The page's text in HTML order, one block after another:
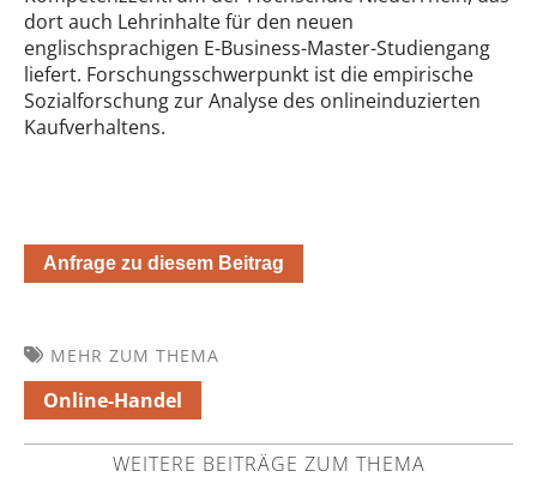
dort auch Lehrinhalte für den neuen
englischsprachigen E-Business-Master-Studiengang
liefert. Forschungsschwerpunkt ist die empirische
Sozialforschung zur Analyse des onlineinduzierten
Kaufverhaltens.
Anfrage zu diesem Beitrag
MEHR ZUM THEMA
Online-Handel
WEITERE BEITRÄGE ZUM THEMA